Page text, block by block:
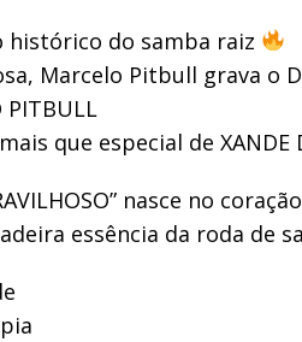
histórico do samba raiz
Marcelo Pitbull grava o
PITBULL
que especial de XANDE
nasce no
essência da roda de